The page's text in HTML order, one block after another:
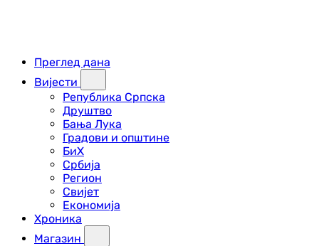
Преглед дана
Вијести
Република Српска
Друштво
Бања Лука
Градови и општине
БиХ
Србија
Регион
Свијет
Економија
Хроника
Магазин